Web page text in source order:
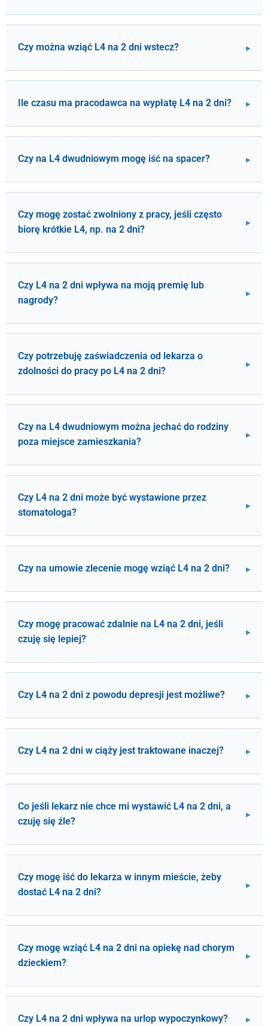
Czy można wziąć L4 na 2 dni wstecz?
Ile czasu ma pracodawca na wypłatę L4 na 2 dni?
Czy na L4 dwudniowym mogę iść na spacer?
Czy mogę zostać zwolniony z pracy, jeśli często
biorę krótkie L4, np. na 2 dni?
Czy L4 na 2 dni wpływa na moją premię lub
nagrody?
Czy potrzebuję zaświadczenia od lekarza o
zdolności do pracy po L4 na 2 dni?
Czy na L4 dwudniowym można jechać do rodziny
poza miejsce zamieszkania?
Czy L4 na 2 dni może być wystawione przez
stomatologa?
Czy na umowie zlecenie mogę wziąć L4 na 2 dni?
Czy mogę pracować zdalnie na L4 na 2 dni, jeśli
czuję się lepiej?
Czy L4 na 2 dni z powodu depresji jest możliwe?
Czy L4 na 2 dni w ciąży jest traktowane inaczej?
Co jeśli lekarz nie chce mi wystawić L4 na 2 dni, a
czuję się źle?
Czy mogę iść do lekarza w innym mieście, żeby
dostać L4 na 2 dni?
Czy mogę wziąć L4 na 2 dni na opiekę nad chorym
dzieckiem?
Czy L4 na 2 dni wpływa na urlop wypoczynkowy?